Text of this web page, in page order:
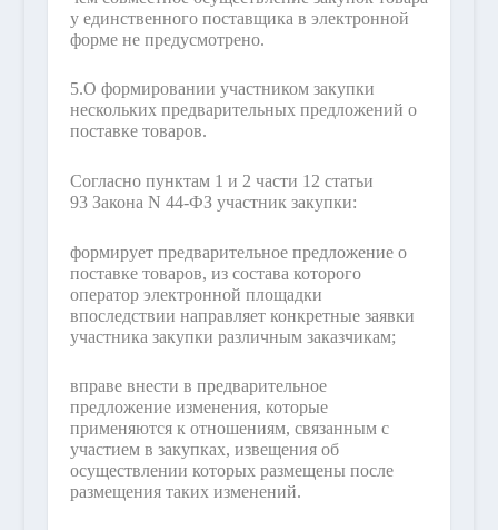
у единственного поставщика в электронной
форме не предусмотрено.
5.О формировании участником закупки
нескольких предварительных предложений о
поставке товаров.
Согласно пунктам 1 и 2 части 12 статьи
93 Закона N 44-ФЗ участник закупки:
формирует предварительное предложение о
поставке товаров, из состава которого
оператор электронной площадки
впоследствии направляет конкретные заявки
участника закупки различным заказчикам;
вправе внести в предварительное
предложение изменения, которые
применяются к отношениям, связанным с
участием в закупках, извещения об
осуществлении которых размещены после
размещения таких изменений.